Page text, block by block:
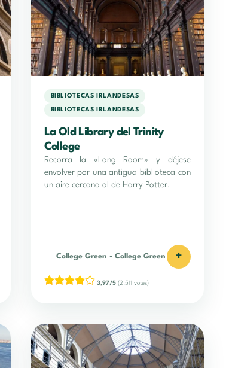
BIBLIOTECAS IRLANDESAS
BIBLIOTECAS IRLANDESAS
La Old Library del Trinity
College
Recorra la «Long Room» y déjese
envolver por una antigua biblioteca con
un aire cercano al de Harry Potter.
College Green - College Green +
3,97/5(2.511 votes)